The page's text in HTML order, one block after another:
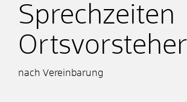
Sprechzeiten
Ortsvorsteher
nach Vereinbarung